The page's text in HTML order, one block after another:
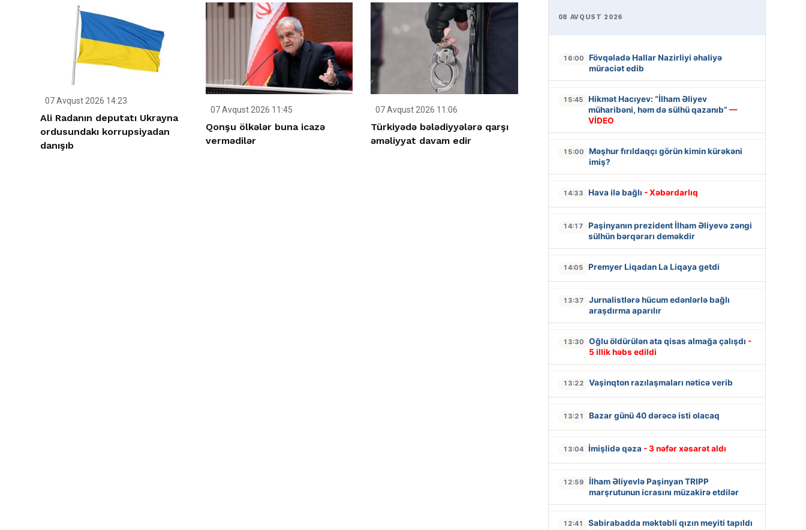
07 Avqust 2026 14:23
Ali Radanın deputatı Ukrayna
ordusundakı korrupsiyadan
danışıb
07 Avqust 2026 11:45
Qonşu ölkələr buna icazə
vermədilər
07 Avqust 2026 11:06
Türkiyədə bələdiyyələrə qarşı
əməliyyat davam edir
08 AVQUST 2026
16:00
Fövqəladə Hallar Nazirliyi əhaliyə
müraciət edib
15:45
Hikmət Hacıyev: “İlham Əliyev
müharibəni, həm də sülhü qazanıb” —
VİDEO
15:00
Məşhur fırıldaqçı görün kimin kürəkəni
imiş?
14:33 Hava ilə bağlı - Xəbərdarlıq
14:17
Paşinyanın prezident İlham Əliyevə zəngi
sülhün bərqərarı deməkdir
14:05 Premyer Liqadan La Liqaya getdi
13:37
Jurnalistlərə hücum edənlərlə bağlı
araşdırma aparılır
13:30 Oğlu öldürülən ata qisas almağa çalışdı -
5 illik həbs edildi
13:22 Vaşinqton razılaşmaları nəticə verib
13:21 Bazar günü 40 dərəcə isti olacaq
13:04 İmişlidə qəza - 3 nəfər xəsarət aldı
12:59
İlham Əliyevlə Paşinyan TRIPP
marşrutunun icrasını müzakirə etdilər
12:41 Sabirabadda məktəbli qızın meyiti tapıldı